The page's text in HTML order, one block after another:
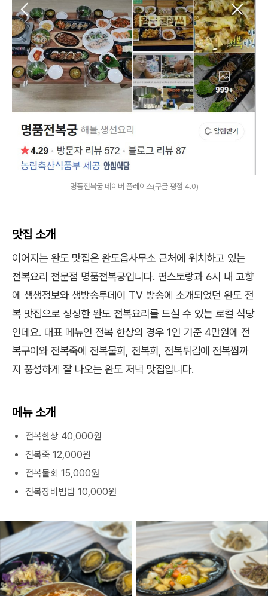
명품전복궁 네이버 플레이스(구글 평점 4.0)
맛집 소개
이어지는 완도 맛집은 완도읍사무소 근처에 위치하고 있는
전복요리 전문점 명품전복궁입니다. 편스토랑과 6시 내 고향
에 생생정보와 생방송투데이 TV 방송에 소개되었던 완도 전
복 맛집으로 싱싱한 완도 전복요리를 드실 수 있는 로컬 식당
인데요. 대표 메뉴인 전복 한상의 경우 1인 기준 4만원에 전
복구이와 전복죽에 전복물회, 전복회, 전복튀김에 전복찜까
지 풍성하게 잘 나오는 완도 저녁 맛집입니다.
메뉴 소개
전복한상 40,000원
전복죽 12,000원
전복물회 15,000원
전복장비빔밥 10,000원